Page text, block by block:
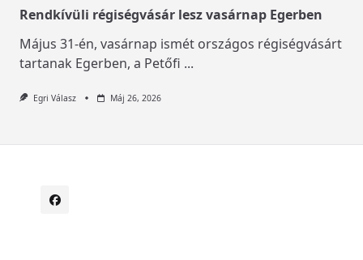
Rendkívüli régiségvásár lesz vasárnap Egerben
Május 31-én, vasárnap ismét országos régiségvásárt
tartanak Egerben, a Petőfi ...
Egri Válasz Máj 26, 2026